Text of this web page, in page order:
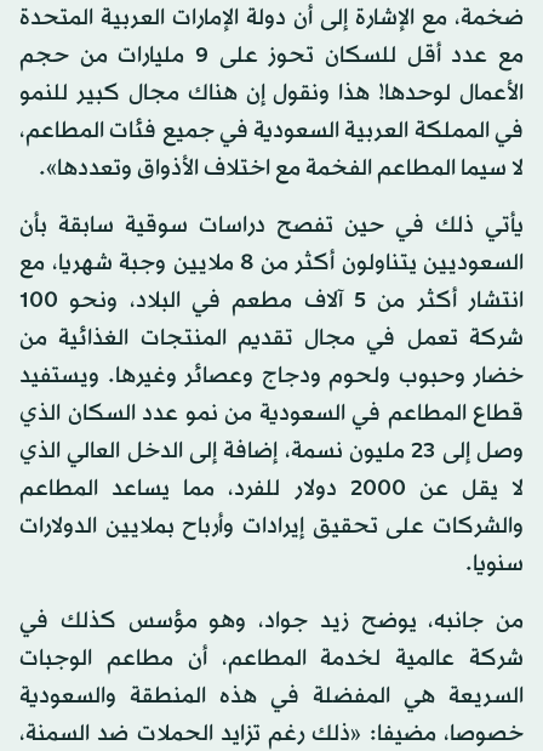
ضخمة، مع الإشارة إلى أن دولة الإمارات العربية المتحدة
مع عدد أقل للسكان تحوز على 9 مليارات من حجم
الأعمال لوحدها! هذا ونقول إن هناك مجال كبير للنمو
في المملكة العربية السعودية في جميع فئات المطاعم،
لا سيما المطاعم الفخمة مع اختلاف الأذواق وتعددها».
يأتي ذلك في حين تفصح دراسات سوقية سابقة بأن
السعوديين يتناولون أكثر من 8 ملايين وجبة شهريا، مع
انتشار أكثر من 5 آلاف مطعم في البلاد، ونحو 100
شركة تعمل في مجال تقديم المنتجات الغذائية من
خضار وحبوب ولحوم ودجاج وعصائر وغيرها. ويستفيد
قطاع المطاعم في السعودية من نمو عدد السكان الذي
وصل إلى 23 مليون نسمة، إضافة إلى الدخل العالي الذي
لا يقل عن 2000 دولار للفرد، مما يساعد المطاعم
والشركات على تحقيق إيرادات وأرباح بملايين الدولارات
سنويا.
من جانبه، يوضح زيد جواد، وهو مؤسس كذلك في
شركة عالمية لخدمة المطاعم، أن مطاعم الوجبات
السريعة هي المفضلة في هذه المنطقة والسعودية
خصوصا، مضيفا: «ذلك رغم تزايد الحملات ضد السمنة،